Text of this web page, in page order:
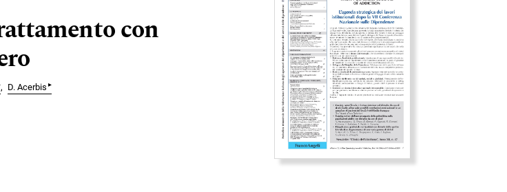
con
D. Acerbis ▸